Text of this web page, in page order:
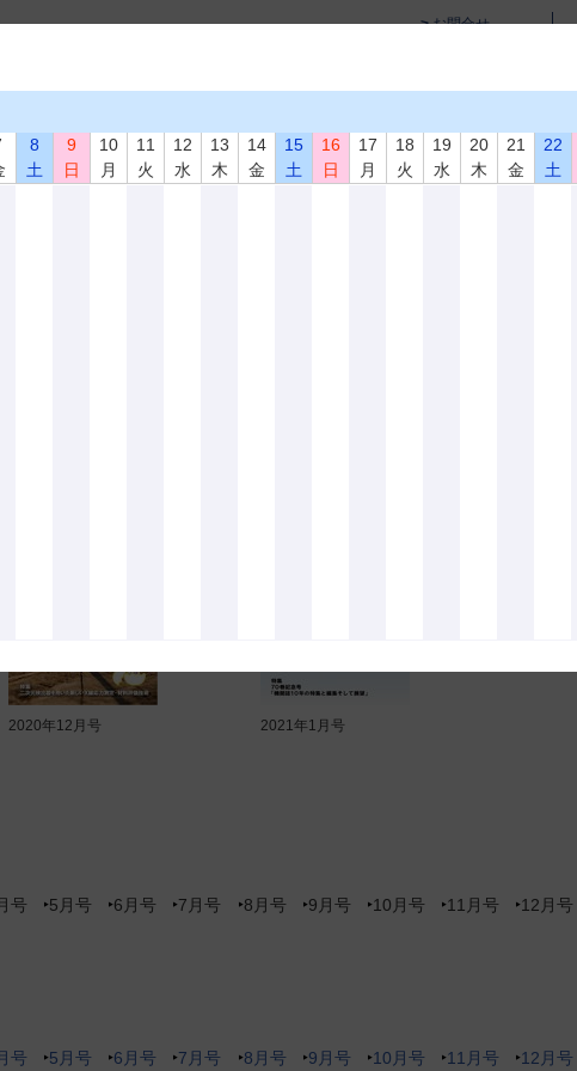
お問合せ
2020年12月号 2021年1月号
号 5月号 6月号 7月号 8月号 9月号 10月号 11月号 12月号
号 5月号 6月号 7月号 8月号 9月号 10月号 11月号 12月号
8
土
9
日
10
月
11
火
12
水
13
木
14
金
15
土
16
日
17
月
18
火
19
水
20
木
21
金
22
土